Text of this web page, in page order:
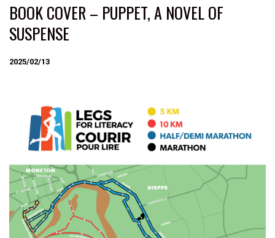
BOOK COVER – PUPPET, A NOVEL OF
SUSPENSE
2025/02/13